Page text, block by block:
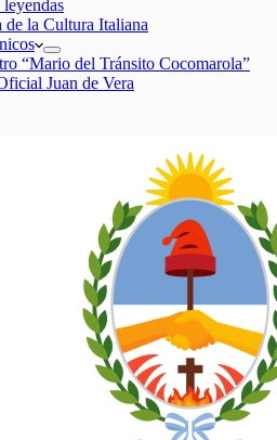
de la Cultura Italiana
“Mario del Tránsito Cocomarola”
Juan de Vera